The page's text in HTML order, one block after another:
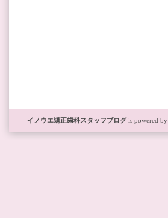
イノウエ矯正歯科スタッフブログis powered by